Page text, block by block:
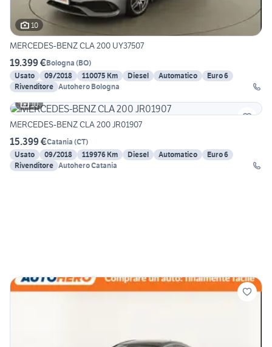
10
MERCEDES-BENZ CLA 200 UY37507
19.399 €Bologna (BO)
Usato
09/2018 110075 Km Diesel Automatico
Euro 6
Rivenditore Autohero Bologna
10
MERCEDES-BENZ CLA 200 JR01907
15.399 €Catania (CT)
Usato
09/2018 119976 Km Diesel Automatico
Euro 6
Rivenditore Autohero Catania